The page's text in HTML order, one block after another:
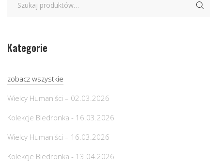
Kategorie
zobacz wszystkie
Wielcy Humaniści – 02.03.2026
Kolekcje Biedronka - 16.03.2026
Wielcy Humaniści – 16.03.2026
Kolekcje Biedronka - 13.04.2026